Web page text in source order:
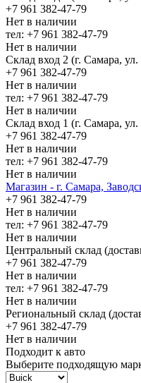
+7 961 382-47-79
Нет в наличии
тел: +7 961 382-47-79
Нет в наличии
Склад вход 2 (г. Самара,
+7 961 382-47-79
Нет в наличии
тел: +7 961 382-47-79
Нет в наличии
Склад вход 1 (г. Самара,
+7 961 382-47-79
Нет в наличии
тел: +7 961 382-47-79
Нет в наличии
Магазин - г. Самара,
+7 961 382-47-79
Нет в наличии
тел: +7 961 382-47-79
Нет в наличии
Центральный склад
+7 961 382-47-79
Нет в наличии
тел: +7 961 382-47-79
Нет в наличии
Региональный склад
+7 961 382-47-79
Нет в наличии
Подходит к авто
Выберите подходящую